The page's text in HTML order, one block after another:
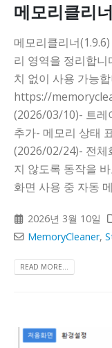
메모리클리
메모리클리너
리 영역을 정리합니
치 없이 사용 가능
https://
(2026/03/10)- 트레
추가- 메모리 상태
(2026/02/24)- 전체
지 않도록 동작을
화면 사용 중 자동
2026년 3월 10일
MemoryCleaner,
READ MORE...